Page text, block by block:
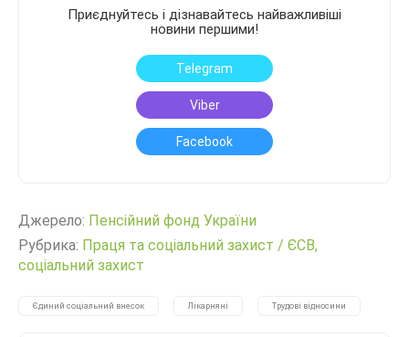
Приєднуйтесь і дізнавайтесь найважливіші
новини першими!
Telegram
Viber
Facebook
Джерело: Пенсійний фонд України
Рубрика: Праця та соціальний захист / ЄСВ,
соціальний захист
Єдиний соціальний внесок Лікарняні Трудові відносини